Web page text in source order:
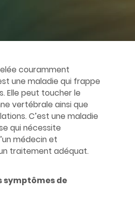
couramment
une maladie qui frappe
Elle peut toucher le
vertébrale ainsi que
C’est une maladie
qui nécessite
médecin et
traitement adéquat.
symptômes de